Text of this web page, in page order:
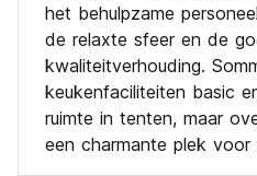
het behulpzame
de relaxte sfeer en de
kwaliteitverhouding.
keukenfaciliteiten basic
ruimte in tenten, maar
een charmante plek voor